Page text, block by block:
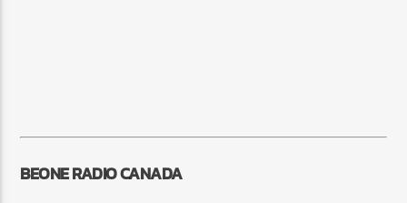
BEONE RADIO CANADA